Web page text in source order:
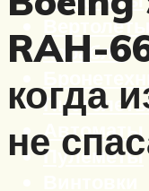
Вертолеты
Корабли
Автоматы
Пулеметы
RAH-
когда
не